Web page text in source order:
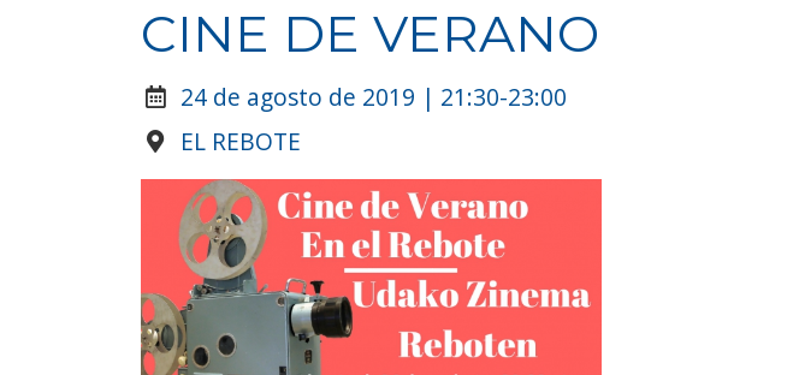
CINE DE VERANO
24 de agosto de 2019 | 21:30-23:00
EL REBOTE